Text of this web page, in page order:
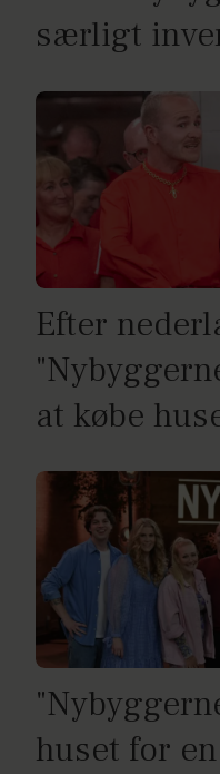
særligt
Efter
at købe
huset for